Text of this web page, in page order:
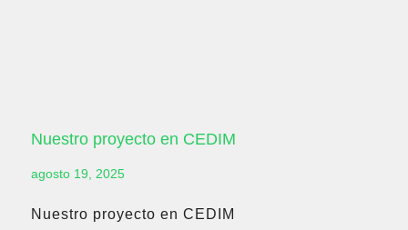
Nuestro proyecto en CEDIM
agosto 19, 2025
Nuestro proyecto en CEDIM